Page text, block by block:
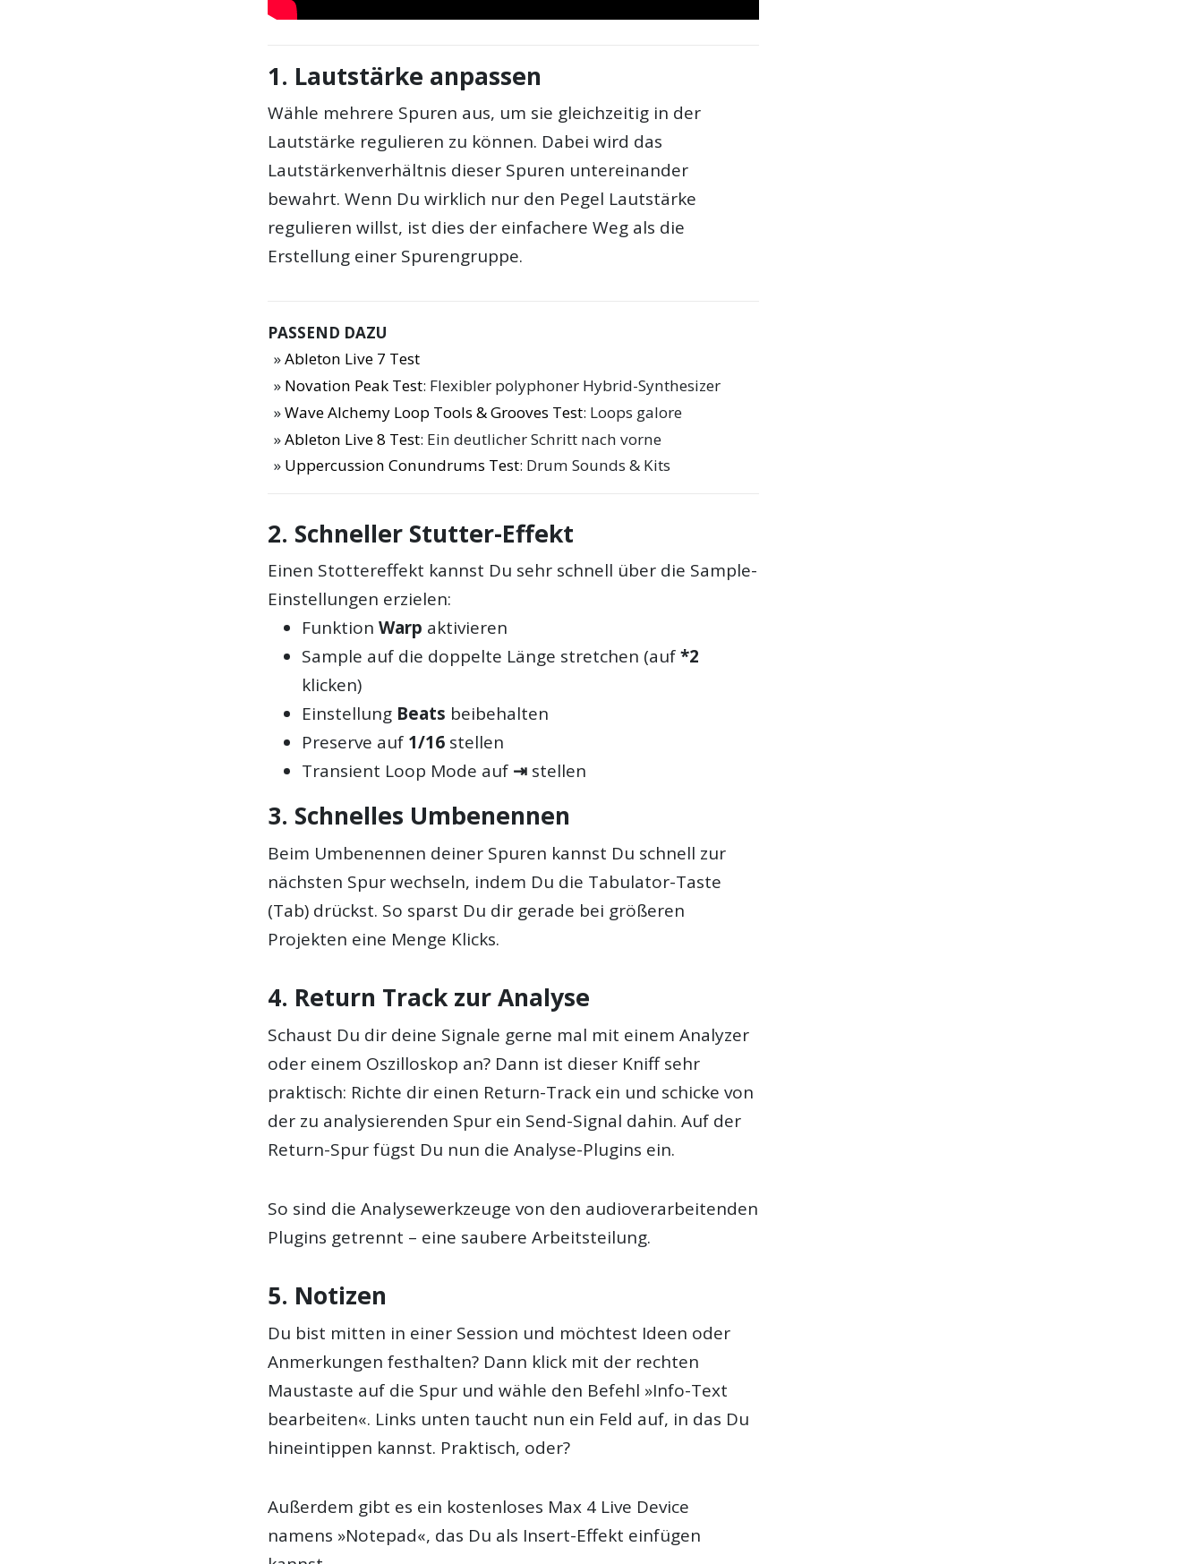
1. Lautstärke anpassen
Wähle mehrere Spuren aus, um sie gleichzeitig in der
Lautstärke regulieren zu können. Dabei wird das
Lautstärkenverhältnis dieser Spuren untereinander
bewahrt. Wenn Du wirklich nur den Pegel Lautstärke
regulieren willst, ist dies der einfachere Weg als die
Erstellung einer Spurengruppe.
PASSEND DAZU
Ableton Live 7 Test
Novation Peak Test: Flexibler polyphoner Hybrid-Synthesizer
Wave Alchemy Loop Tools & Grooves Test: Loops galore
Ableton Live 8 Test: Ein deutlicher Schritt nach vorne
Uppercussion Conundrums Test: Drum Sounds & Kits
2. Schneller Stutter-Effekt
Einen Stottereffekt kannst Du sehr schnell über die Sample-
Einstellungen erzielen:
FunktionWarp aktivieren
Sample auf die doppelte Länge stretchen (auf*2
klicken)
Einstellung Beats beibehalten
Preserve auf 1/16 stellen
Transient Loop Mode auf ⇥ stellen
3. Schnelles Umbenennen
Beim Umbenennen deiner Spuren kannst Du schnell zur
nächsten Spur wechseln, indem Du die Tabulator-Taste
(Tab) drückst. So sparst Du dir gerade bei größeren
Projekten eine Menge Klicks.
4. Return Track zur Analyse
Schaust Du dir deine Signale gerne mal mit einem Analyzer
oder einem Oszilloskop an? Dann ist dieser Kniff sehr
praktisch: Richte dir einen Return-Track ein und schicke von
der zu analysierenden Spur ein Send-Signal dahin. Auf der
Return-Spur fügst Du nun die Analyse-Plugins ein.
So sind die Analysewerkzeuge von den audioverarbeitenden
Plugins getrennt – eine saubere Arbeitsteilung.
5. Notizen
Du bist mitten in einer Session und möchtest Ideen oder
Anmerkungen festhalten? Dann klick mit der rechten
Maustaste auf die Spur und wähle den Befehl »Info-Text
bearbeiten«. Links unten taucht nun ein Feld auf, in das Du
hineintippen kannst. Praktisch, oder?
Außerdem gibt es ein kostenloses Max 4 Live Device
namens »Notepad«, das Du als Insert-Effekt einfügen